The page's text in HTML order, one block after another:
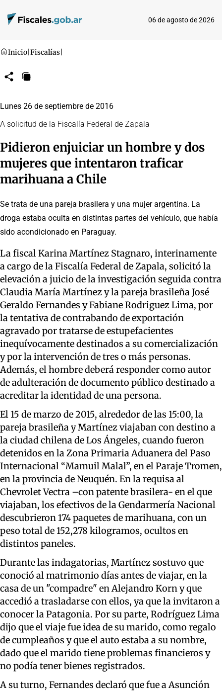
06 de agosto de 2026
Inicio Fiscalías
CompartirCopiar
Lunes 26 de septiembre de 2016
A solicitud de la Fiscalía Federal de Zapala
Pidieron enjuiciar un hombre y dos
mujeres que intentaron traficar
marihuana a Chile
Se trata de una pareja brasilera y una mujer argentina. La
droga estaba oculta en distintas partes del vehículo, que había
sido acondicionado en Paraguay.
La fiscal Karina Martínez Stagnaro, interinamente
a cargo de la Fiscalía Federal de Zapala, solicitó la
elevación a juicio de la investigación seguida contra
Claudia María Martínez y la pareja brasileña José
Geraldo Fernandes y Fabiane Rodriguez Lima, por
la tentativa de contrabando de exportación
agravado por tratarse de estupefacientes
inequívocamente destinados a su comercialización
y por la intervención de tres o más personas.
Además, el hombre deberá responder como autor
de adulteración de documento público destinado a
acreditar la identidad de una persona.
El 15 de marzo de 2015, alrededor de las 15:00, la
pareja brasileña y Martínez viajaban con destino a
la ciudad chilena de Los Ángeles, cuando fueron
detenidos en la Zona Primaria Aduanera del Paso
Internacional “Mamuil Malal”, en el Paraje Tromen,
en la provincia de Neuquén. En la requisa al
Chevrolet Vectra –con patente brasilera- en el que
viajaban, los efectivos de la Gendarmería Nacional
descubrieron 174 paquetes de marihuana, con un
peso total de 152,278 kilogramos, ocultos en
distintos paneles.
Durante las indagatorias, Martínez sostuvo que
conoció al matrimonio días antes de viajar, en la
casa de un "compadre" en Alejandro Korn y que
accedió a trasladarse con ellos, ya que la invitaron a
conocer la Patagonia. Por su parte, Rodríguez Lima
dijo que el viaje fue idea de su marido, como regalo
de cumpleaños y que el auto estaba a su nombre,
dado que el marido tiene problemas financieros y
no podía tener bienes registrados.
A su turno, Fernandes declaró que fue a Asunción